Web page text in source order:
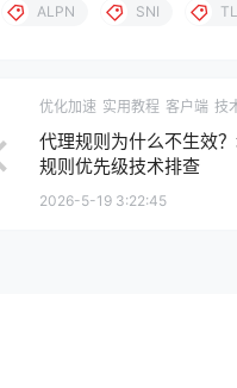
ALPN SNI
优化加速 实用教程 客户端 技
代理规则为什么不生效
规则优先级技术排查
2026-5-19 3:22:45